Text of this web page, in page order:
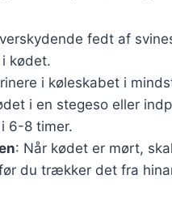
fedt af
kødet.
i køleskabet i
i en stegeso eller
6-8 timer.
: Når kødet er mørt,
du trækker det fra